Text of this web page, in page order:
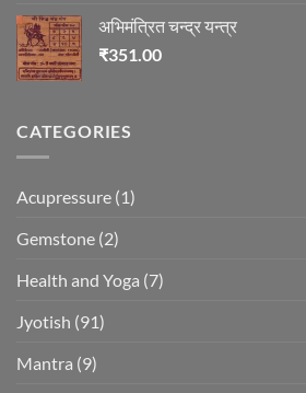
अभिमंत्रित चन्द्र यन्त्र
₹351.00
CATEGORIES
Acupressure (1)
Gemstone (2)
Health and Yoga (7)
Jyotish (91)
Mantra (9)